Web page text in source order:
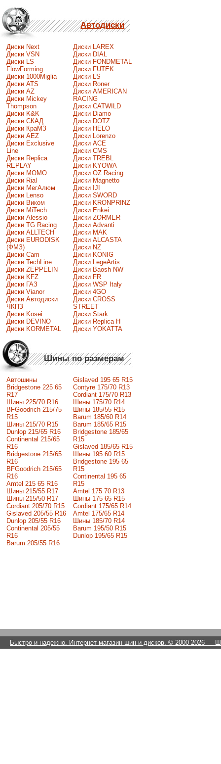
Автодиски
Диски Next
Диски VSN
Диски LS
FlowForming
Диски 1000Miglia
Диски ATS
Диски AZ
Диски Mickey
Thompson
Диски K&K
Диски СКАД
Диски КраМЗ
Диски AEZ
Диски Exclusive
Line
Диски Replica
REPLAY
Диски MOMO
Диски Rial
Диски МегАлюм
Диски Lenso
Диски Виком
Диски MiTech
Диски Alessio
Диски TG Racing
Диски ALLTECH
Диски EURODISK
(ФМЗ)
Диски Cam
Диски TechLine
Диски ZEPPELIN
Диски KFZ
Диски ГАЗ
Диски Vianor
Диски Автодиски
ЧКПЗ
Диски Kosei
Диски DEVINO
Диски KORMETAL
Диски LAREX
Диски DIAL
Диски FONDMETAL
Диски FUTEK
Диски LS
Диски Roner
Диски AMERICAN
RACING
Диски CATWILD
Диски Diamo
Диски DOTZ
Диски HELO
Диски Lorenzo
Диски ACE
Диски CMS
Диски TREBL
Диски KYOWA
Диски OZ Racing
Диски Magnetto
Диски IJI
Диски SWORD
Диски KRONPRINZ
Диски Enkei
Диски ZORMER
Диски Advanti
Диски MAK
Диски ALCASTA
Диски NZ
Диски KONIG
Диски LegeArtis
Диски Baosh NW
Диски FR
Диски WSP Italy
Диски 4GO
Диски CROSS
STREET
Диски Stark
Диски Replica H
Диски YOKATTA
Шины по размерам
Автошины
Bridgestone 225 65
R17
Шины 225/70 R16
BFGoodrich 215/75
R15
Шины 215/70 R15
Dunlop 215/65 R16
Continental 215/65
R16
Bridgestone 215/65
R16
BFGoodrich 215/65
R16
Amtel 215 65 R16
Шины 215/55 R17
Шины 215/50 R17
Сordiant 205/70 R15
Gislaved 205/55 R16
Dunlop 205/55 R16
Continental 205/55
R16
Barum 205/55 R16
Gislaved 195 65 R15
Contyre 175/70 R13
Cordiant 175/70 R13
Шины 175/70 R14
Шины 185/55 R15
Barum 185/60 R14
Barum 185/65 R15
Bridgestone 185/65
R15
Gislaved 185/65 R15
Шины 195 60 R15
Bridgestone 195 65
R15
Continental 195 65
R15
Amtel 175 70 R13
Шины 175 65 R15
Cordiant 175/65 R14
Amtel 175/65 R14
Шины 185/70 R14
Barum 195/50 R15
Dunlop 195/65 R15
Быстро и надежно. Интернет магазин шин и дисков. © 2000-2026 —